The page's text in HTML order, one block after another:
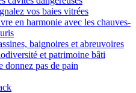
vos baies vitrées
en harmonie avec les chauves-
baignoires et abreuvoires
et patrimoine bâti
donnez pas de pain